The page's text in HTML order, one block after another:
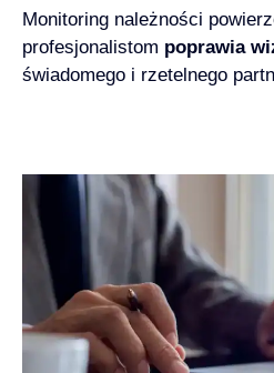
Monitoring należności
profesjonalistom poprawia
świadomego i rzetelnego